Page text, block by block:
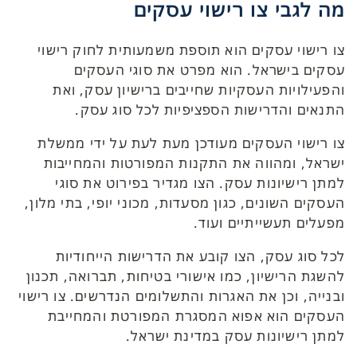
מה לגבי צו רישוי עסקים
צו רישוי עסקים הוא תוספת משמעותית לחוק רישוי
עסקים בישראל. הוא מפרט את סוגי העסקים
והפעילויות העסקיות שחייבים ברישיון עסק, ואת
התנאים והדרישות הספציפיות לכל סוג עסק.
צו רישוי העסקים מעודכן מעת לעת על ידי ממשלת
ישראל, ומהווה את התקנות המפורטות והמחייבות
למתן רישיונות עסק. הצו מגדיר בפירוט את סוגי
העסקים השונים, כגון מסעדות, מכוני יופי, בתי מלון,
מפעלים תעשייתיים ועוד.
לכל סוג עסק, הצו קובע את הדרישות הייחודיות
להשגת הרישיון, כמו אישורי בטיחות, תברואה, תכנון
ובנייה, וכן את האגרות והתשלומים הנדרשים. צו רישוי
העסקים הוא אפוא המסגרת המפורטת והמחייבת
למתן רישיונות עסק במדינת ישראל.